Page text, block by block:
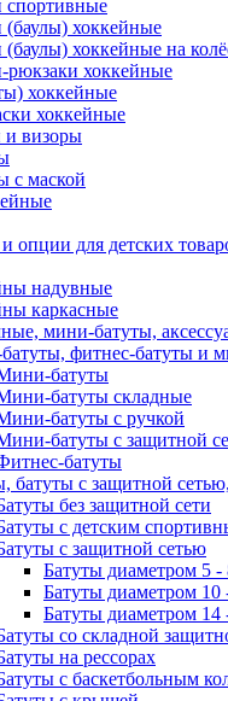
хоккейные
хоккейные на
хоккейные
хоккейные
хоккейные
визоры
с маской
опции для детских
надувные
каркасные
мини-батуты,
фитнес-батуты и
батуты
батуты складные
батуты с ручкой
батуты с защитной
батуты
батуты с защитной
без защитной сети
с детским
с защитной сетью
Батуты диаметром 5
Батуты диаметром 10
Батуты диаметром 14
со складной
на рессорах
с баскетбольным